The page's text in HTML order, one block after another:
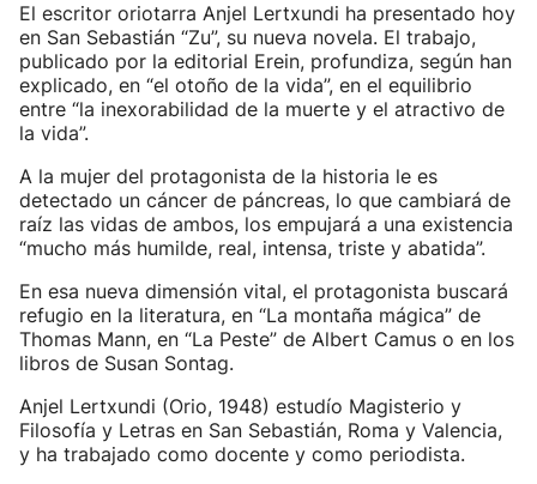
El escritor oriotarra Anjel Lertxundi ha presentado hoy
en San Sebastián “Zu”, su nueva novela. El trabajo,
publicado por la editorial Erein, profundiza, según han
explicado, en “el otoño de la vida”, en el equilibrio
entre “la inexorabilidad de la muerte y el atractivo de
la vida”.
A la mujer del protagonista de la historia le es
detectado un cáncer de páncreas, lo que cambiará de
raíz las vidas de ambos, los empujará a una existencia
“mucho más humilde, real, intensa, triste y abatida”.
En esa nueva dimensión vital, el protagonista buscará
refugio en la literatura, en “La montaña mágica” de
Thomas Mann, en “La Peste” de Albert Camus o en los
libros de Susan Sontag.
Anjel Lertxundi (Orio, 1948) estudío Magisterio y
Filosofía y Letras en San Sebastián, Roma y Valencia,
y ha trabajado como docente y como periodista.